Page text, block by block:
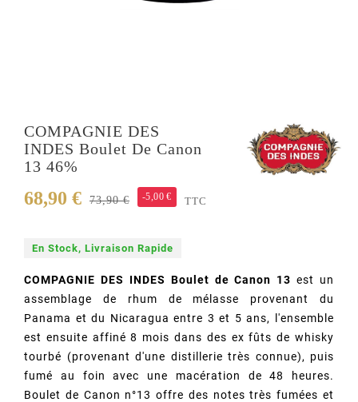
COMPAGNIE DES
INDES Boulet De Canon
13 46%
68,90 € 73,90 € -5,00 € TTC
En Stock, Livraison Rapide
COMPAGNIE DES INDES Boulet de Canon 13est un
assemblage de rhum de mélasse provenant du
Panama et du Nicaragua entre 3 et 5 ans, l'ensemble
est ensuite affiné 8 mois dans des ex fûts de whisky
tourbé (provenant d'une distillerie très connue), puis
fumé au foin avec une macération de 48 heures.
Boulet de Canon n°13 offre des notes très fumées et